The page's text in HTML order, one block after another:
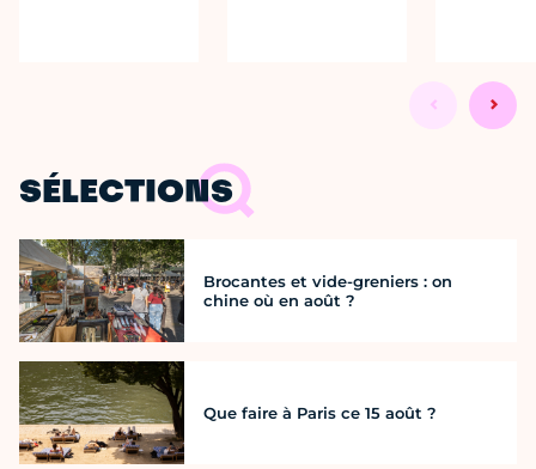
SÉLECTIONS
Brocantes et vide-greniers : on
chine où en août ?
Que faire à Paris ce 15 août ?